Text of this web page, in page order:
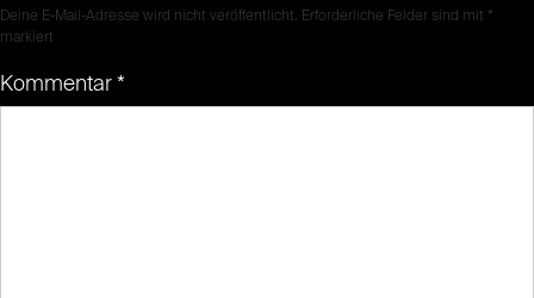
Deine E-Mail-Adresse wird nicht veröffentlicht. Erforderliche Felder sind mit *
markiert
Kommentar *